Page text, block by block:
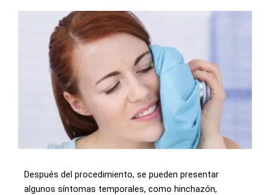
Después del procedimiento, se pueden presentar
algunos síntomas temporales, como hinchazón,